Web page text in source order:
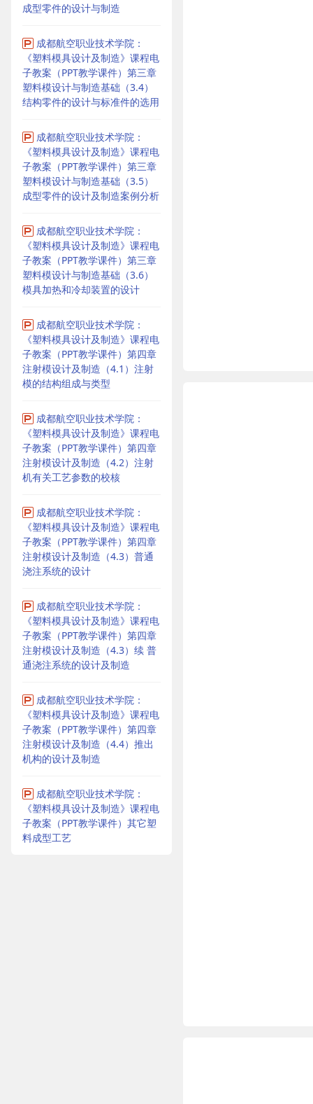
成型零件的设计与制造
成都航空职业技术学院：
《塑料模具设计及制造》课程电
子教案（PPT教学课件）第三章
塑料模设计与制造基础（3.4）
结构零件的设计与标准件的选用
成都航空职业技术学院：
《塑料模具设计及制造》课程电
子教案（PPT教学课件）第三章
塑料模设计与制造基础（3.5）
成型零件的设计及制造案例分析
成都航空职业技术学院：
《塑料模具设计及制造》课程电
子教案（PPT教学课件）第三章
塑料模设计与制造基础（3.6）
模具加热和冷却装置的设计
成都航空职业技术学院：
《塑料模具设计及制造》课程电
子教案（PPT教学课件）第四章
注射模设计及制造（4.1）注射
模的结构组成与类型
成都航空职业技术学院：
《塑料模具设计及制造》课程电
子教案（PPT教学课件）第四章
注射模设计及制造（4.2）注射
机有关工艺参数的校核
成都航空职业技术学院：
《塑料模具设计及制造》课程电
子教案（PPT教学课件）第四章
注射模设计及制造（4.3）普通
浇注系统的设计
成都航空职业技术学院：
《塑料模具设计及制造》课程电
子教案（PPT教学课件）第四章
注射模设计及制造（4.3）续 普
通浇注系统的设计及制造
成都航空职业技术学院：
《塑料模具设计及制造》课程电
子教案（PPT教学课件）第四章
注射模设计及制造（4.4）推出
机构的设计及制造
成都航空职业技术学院：
《塑料模具设计及制造》课程电
子教案（PPT教学课件）其它塑
料成型工艺